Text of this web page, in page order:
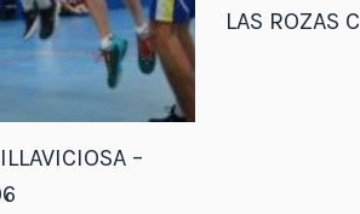
–
LAS ROZAS C